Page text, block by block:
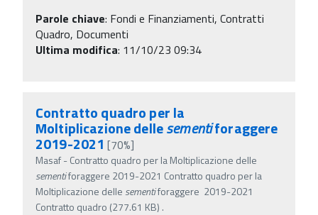
Parole chiave: Fondi e Finanziamenti, Contratti
Quadro, Documenti
Ultima modifica: 11/10/23 09:34
Contratto quadro per la
Moltiplicazione dellesementiforaggere
2019-2021 [70%]
Masaf - Contratto quadro per la Moltiplicazione delle
sementiforaggere 2019-2021 Contratto quadro per la
Moltiplicazione delle sementiforaggere 2019-2021
Contratto quadro (277.61 KB) .